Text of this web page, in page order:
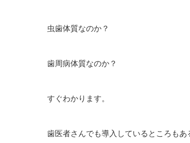
虫歯体質なのか？
歯周病体質なのか？
すぐわかります。
歯医者さんでも導入しているところもあ